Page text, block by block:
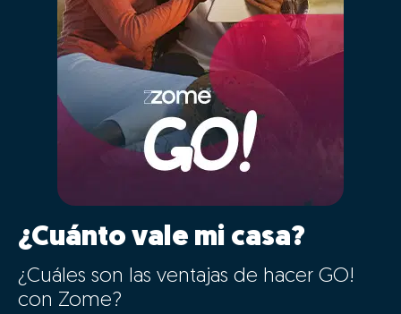
¿Cuánto vale mi casa?
¿Cuáles son las ventajas de hacer GO!
con Zome?